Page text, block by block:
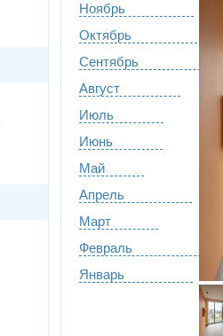
Ноябрь
Октябрь
Сентябрь
Август
Июль
Июнь
Май
Апрель
Март
Февраль
Январь